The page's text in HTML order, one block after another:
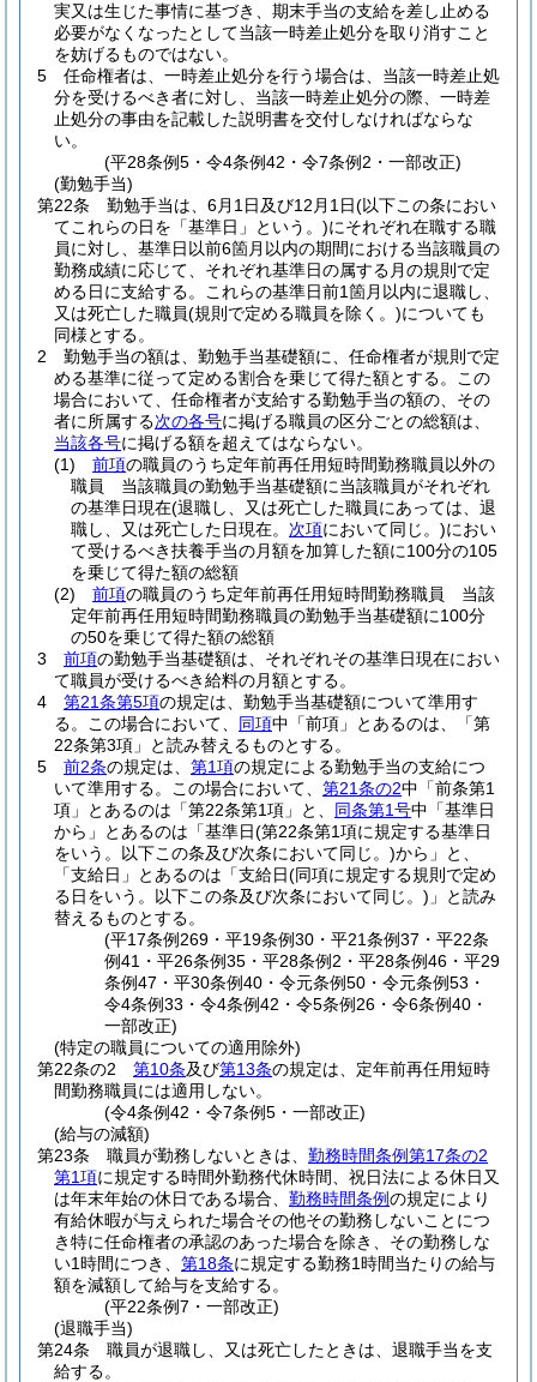
実又は生じた事情に基づき、期末手当の支給を差し止める
必要がなくなったとして当該一時差止処分を取り消すこと
を妨げるものではない。
5
任命権者は、一時差止処分を行う場合は、当該一時差止処
分を受けるべき者に対し、当該一時差止処分の際、一時差
止処分の事由を記載した説明書を交付しなければならな
い。
(平28条例5・令4条例42・令7条例2・一部改正)
(勤勉手当)
第22条
勤勉手当は、6月1日及び12月1日(以下この条におい
てこれらの日を「基準日」という。)にそれぞれ在職する職
員に対し、基準日以前6箇月以内の期間における当該職員の
勤務成績に応じて、それぞれ基準日の属する月の規則で定
める日に支給する。
これらの基準日前1箇月以内に退職し、
又は死亡した職員(規則で定める職員を除く。)についても
同様とする。
2
勤勉手当の額は、勤勉手当基礎額に、任命権者が規則で定
める基準に従って定める割合を乗じて得た額とする。
この
場合において、任命権者が支給する勤勉手当の額の、その
者に所属する次の各号に掲げる職員の区分ごとの総額は、
当該各号に掲げる額を超えてはならない。
(1)
前項の職員のうち定年前再任用短時間勤務職員以外の
職員 当該職員の勤勉手当基礎額に当該職員がそれぞれ
の基準日現在(退職し、又は死亡した職員にあっては、退
職し、又は死亡した日現在。 次項において同じ。)におい
て受けるべき扶養手当の月額を加算した額に100分の105
を乗じて得た額の総額
(2)
前項の職員のうち定年前再任用短時間勤務職員 当該
定年前再任用短時間勤務職員の勤勉手当基礎額に100分
の50を乗じて得た額の総額
3
前項の勤勉手当基礎額は、それぞれその基準日現在におい
て職員が受けるべき給料の月額とする。
4
第21条第5項の規定は、勤勉手当基礎額について準用す
る。
この場合において、 同項中「前項」とあるのは、「第
22条第3項」と読み替えるものとする。
5
前2条の規定は、 第1項の規定による勤勉手当の支給につ
いて準用する。
この場合において、 第21条の2中「前条第1
項」とあるのは「第22条第1項」と、 同条第1号中「基準日
から」とあるのは「基準日(第22条第1項に規定する基準日
をいう。以下この条及び次条において同じ。)から」と、
「支給日」とあるのは「支給日(同項に規定する規則で定め
る日をいう。以下この条及び次条において同じ。) 」と読み
替えるものとする。
(平17条例269・平19条例30・平21条例37・平22条
例41・平26条例35・平28条例2・平28条例46・平29
条例47・平30条例40・令元条例50・令元条例53・
令4条例33・令4条例42・令5条例26・令6条例40・
一部改正)
(特定の職員についての適用除外)
第22条の2
第10条及び第13条の規定は、定年前再任用短時
間勤務職員には適用しない。
(令4条例42・令7条例5・一部改正)
(給与の減額)
第23条
職員が勤務しないときは、 勤務時間条例第17条の2
第1項に規定する時間外勤務代休時間、祝日法による休日又
は年末年始の休日である場合、 勤務時間条例の規定により
有給休暇が与えられた場合その他その勤務しないことにつ
き特に任命権者の承認のあった場合を除き、その勤務しな
い1時間につき、 第18条に規定する勤務1時間当たりの給与
額を減額して給与を支給する。
(平22条例7・一部改正)
(退職手当)
第24条
職員が退職し、又は死亡したときは、退職手当を支
給する。